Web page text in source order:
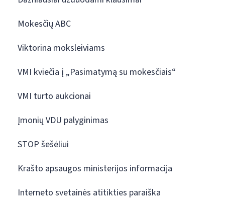
Mokesčių ABC
Viktorina moksleiviams
VMI kviečia į „Pasimatymą su mokesčiais“
VMI turto aukcionai
Įmonių VDU palyginimas
STOP šešėliui
Krašto apsaugos ministerijos informacija
Interneto svetainės atitikties paraiška